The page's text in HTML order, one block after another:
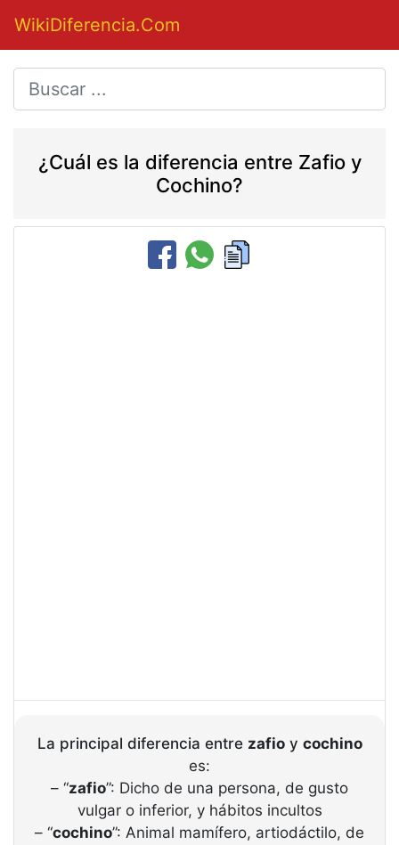
WikiDiferencia.Com
¿Cuál es la diferencia entre Zafio y
Cochino?
La principal diferencia entre zafioy cochino
es:
– “zafio”: Dicho de una persona, de gusto
vulgar o inferior, y hábitos incultos
– “cochino”: Animal mamífero, artiodáctilo, de